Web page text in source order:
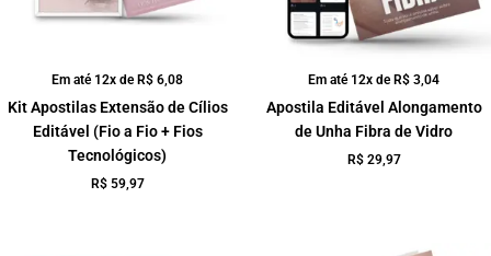
Em até 12x de R$ 6,08
Kit Apostilas Extensão de Cílios
Editável (Fio a Fio + Fios
Tecnológicos)
R$59,97
Em até 12x de R$ 3,04
Apostila Editável Alongamento
de Unha Fibra de Vidro
R$29,97